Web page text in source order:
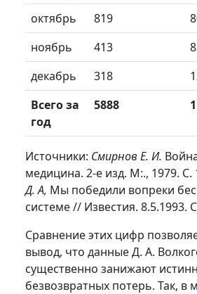
октябрь
819
ноябрь
413
декабрь
318
Всего за
год
5888
Источники: Смирнов Е. И.
медицина. 2-е изд. М:., 1979. С.
Д. А, Мы победили вопреки
системе // Известия. 8.5.1993.
Сравнение этих цифр
вывод, что данные Д. А.
существенно занижают
безвозвратных потерь. Так, в